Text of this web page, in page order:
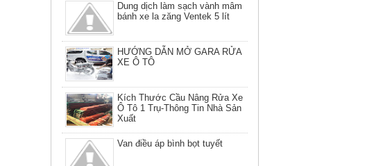
Dung dịch làm sạch vành mâm
bánh xe la zăng Ventek 5 lít
HƯỚNG DẪN MỞ GARA RỬA
XE Ô TÔ
Kích Thước Cầu Nâng Rửa Xe
Ô Tô 1 Trụ-Thông Tin Nhà Sản
Xuất
Van điều áp bình bọt tuyết